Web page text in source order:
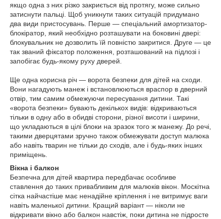
якщо одна з них різко закриється від протягу, може сильно
затиснути пальці. Щоб уникнути таких ситуацій придумано
два види пристосувань. Перше — спеціальний амортизатор-
блокіратор, який необхідно розташувати на боковині двері:
блокувальник не дозволить їй повністю закритися. Друге — це
так званий фіксатор положення, розташований на підлозі і
запобігає будь-якому руху дверей.
Ще одна корисна річ — ворота безпеки для дітей на сходи.
Вони нагадують манеж і встановлюються враспор в дверний
отвір, тим самим обмежуючи пересування дитини. Такі
«ворота безпеки» бувають декількох видів: відкриваються
тільки в одну або в обидві сторони, різної висоти і ширини,
що укладаються в цілі блоки на зразок того ж манежу. До речі,
такими дверцятами зручно також обмежувати доступ малюка
або навіть тварин не тільки до сходів, але і будь-яких інших
приміщень.
Вікна і балкон
Безпечна для дітей квартира передбачає особливе
ставлення до таких привабливим для малюків вікон. Москітна
сітка найчастіше має ненадійне кріплення і не витримує ваги
навіть маленької дитини. Кращий варіант — ніколи не
відкривати вікно або балкон навстіж, поки дитина не підросте